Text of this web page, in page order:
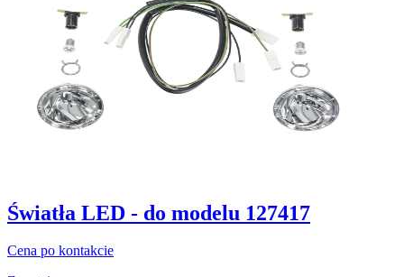
Światła LED - do modelu 127417
Cena po kontakcie